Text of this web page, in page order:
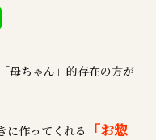
母ちゃん」的存在の方が
に作ってくれる
「お惣